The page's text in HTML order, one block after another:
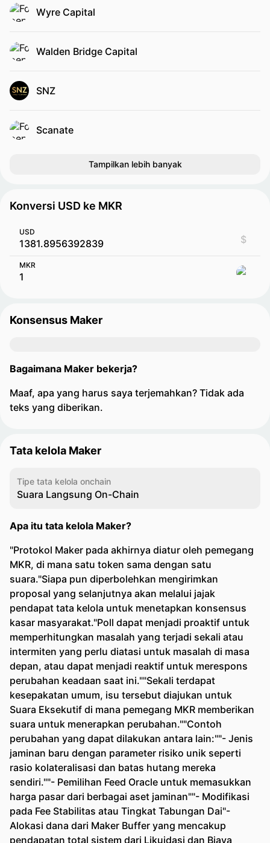
Wyre Capital
Walden Bridge Capital
SNZ
Scanate
Tampilkan lebih banyak
Konversi USD ke MKR
USD
$
MKR
Konsensus Maker
Bagaimana Maker bekerja?
Maaf, apa yang harus saya terjemahkan? Tidak ada
teks yang diberikan.
Tata kelola Maker
Tipe tata kelola onchain
Suara Langsung On-Chain
Apa itu tata kelola Maker?
"Protokol Maker pada akhirnya diatur oleh pemegang
MKR, di mana satu token sama dengan satu
suara."Siapa pun diperbolehkan mengirimkan
proposal yang selanjutnya akan melalui jajak
pendapat tata kelola untuk menetapkan konsensus
kasar masyarakat."Poll dapat menjadi proaktif untuk
memperhitungkan masalah yang terjadi sekali atau
intermiten yang perlu diatasi untuk masalah di masa
depan, atau dapat menjadi reaktif untuk merespons
perubahan keadaan saat ini.""Sekali terdapat
kesepakatan umum, isu tersebut diajukan untuk
Suara Eksekutif di mana pemegang MKR memberikan
suara untuk menerapkan perubahan.""Contoh
perubahan yang dapat dilakukan antara lain:""- Jenis
jaminan baru dengan parameter risiko unik seperti
rasio kolateralisasi dan batas hutang mereka
sendiri.""- Pemilihan Feed Oracle untuk memasukkan
harga pasar dari berbagai aset jaminan""- Modifikasi
pada Fee Stabilitas atau Tingkat Tabungan Dai"-
Alokasi dana dari Maker Buffer yang mencakup
pendapatan total sistem dari Likuidasi dan Biaya